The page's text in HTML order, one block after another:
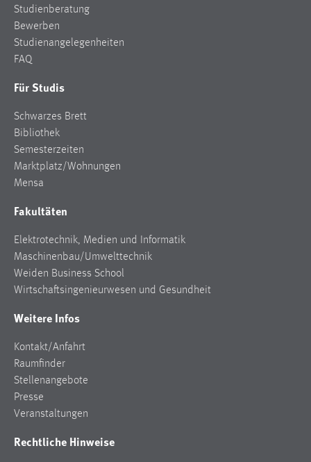
Studienberatung
Bewerben
Studienangelegenheiten
FAQ
Für Studis
Schwarzes Brett
Bibliothek
Semesterzeiten
Marktplatz/Wohnungen
Mensa
Fakultäten
Elektrotechnik, Medien und Informatik
Maschinenbau/Umwelttechnik
Weiden Business School
Wirtschaftsingenieurwesen und Gesundheit
Weitere Infos
Kontakt/Anfahrt
Raumfinder
Stellenangebote
Presse
Veranstaltungen
Rechtliche Hinweise